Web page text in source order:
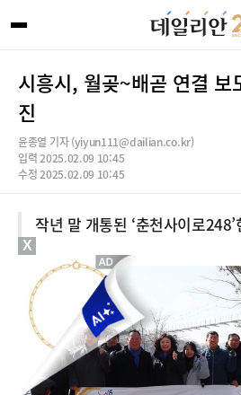
시흥시, 월곶~배곧 연결 보
진
윤종열 기자 (yiyun111@dailian.co.kr)
입력 2025.02.09 10:45
수정 2025.02.09 10:45
작년 말 개통된 ‘춘천사이로
X